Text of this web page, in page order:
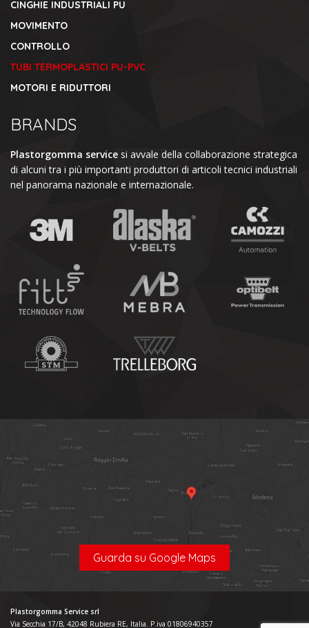
CINGHIE INDUSTRIALI PU
MOVIMENTO
CONTROLLO
TUBI TERMOPLASTICI PU-PVC
MOTORI E RIDUTTORI
BRANDS
Plastorgomma service si avvale della collaborazione strategica
di alcuni tra i più importanti produttori di articoli tecnici industriali
nel panorama nazionale e internazionale.
Guarda su Google Maps
Plastorgomma Service srl
Via Secchia 17/B, 42048 Rubiera RE, Italia. P.iva 01806940357